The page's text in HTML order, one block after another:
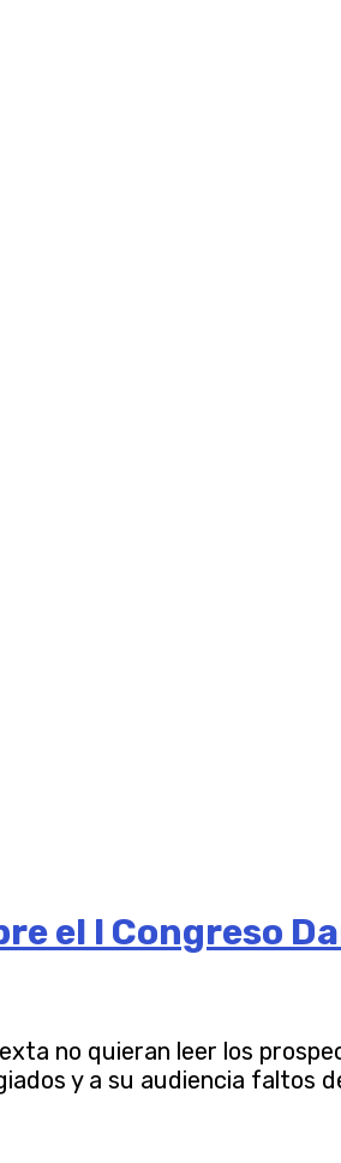
el I Congreso
no quieran leer los
y a su audiencia faltos